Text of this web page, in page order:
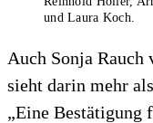
und Laura Koch.
Auch Sonja Rauch
sieht darin mehr
„Eine Bestätigung